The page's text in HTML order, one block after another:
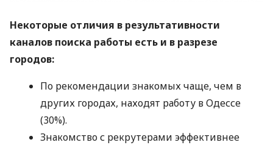
Некоторые отличия в результативности
каналов поиска работы есть и в разрезе
городов:
По рекомендации знакомых чаще, чем в
других городах, находят работу в Одессе
(30%).
Знакомство с рекрутерами эффективнее